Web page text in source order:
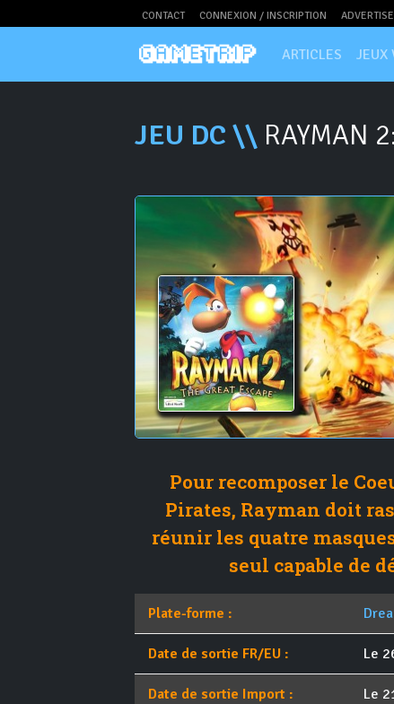
CONTACT CONNEXION / INSCRIPTION ADVERTISE
ARTICLES JEUX
JEU DC \\ RAYMAN
Pour recomposer le
Pirates, Rayman doit
réunir les quatre
seul capable de
Plate-forme :
Date de sortie FR/EU : Le
Date de sortie Import : Le